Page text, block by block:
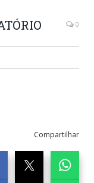
0
Compartilhar